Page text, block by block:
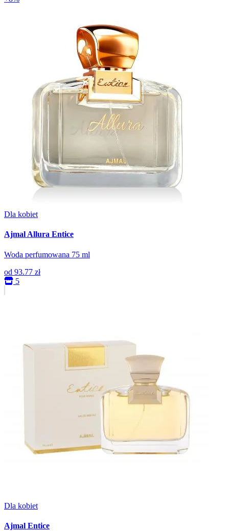
Dla kobiet
Ajmal Allura Entice
Woda perfumowana 75 ml
od 93.77 zł
5
Dla kobiet
Ajmal Entice